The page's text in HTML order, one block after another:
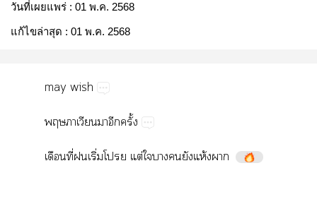
วันที่เผยแพร่ : 01 พ.ค. 2568
แก้ไขล่าสุด : 01 พ.ค. 2568
may​wish
​​​ั้
​ี่​​ิ่​​ต่​​​​​ห้​